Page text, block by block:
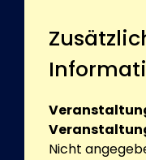
Nicht